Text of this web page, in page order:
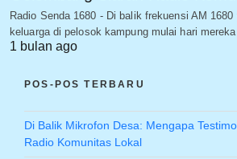
Radio Senda 1680 - Di balik frekuensi AM
keluarga di pelosok kampung mulai hari
1 bulan ago
POS-POS TERBARU
Di Balik Mikrofon Desa: Mengapa
Radio Komunitas Lokal